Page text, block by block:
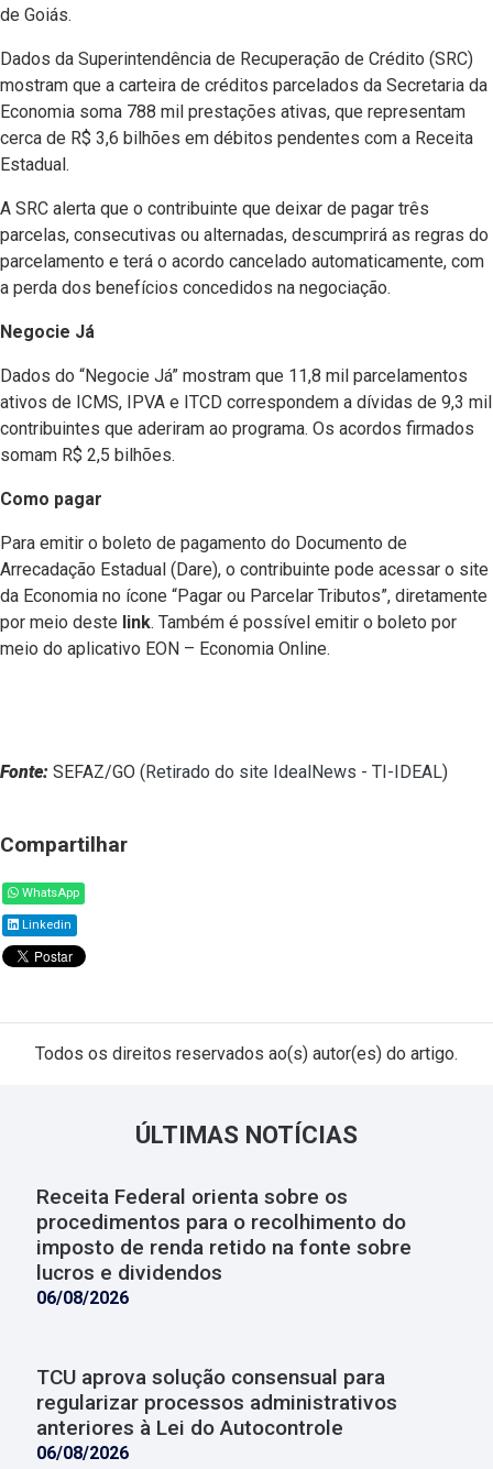
de Goiás.
Dados da Superintendência de Recuperação de Crédito (SRC)
mostram que a carteira de créditos parcelados da Secretaria da
Economia soma 788 mil prestações ativas, que representam
cerca de R$ 3,6 bilhões em débitos pendentes com a Receita
Estadual.
A SRC alerta que o contribuinte que deixar de pagar três
parcelas, consecutivas ou alternadas, descumprirá as regras do
parcelamento e terá o acordo cancelado automaticamente, com
a perda dos benefícios concedidos na negociação.
Negocie Já
Dados do “Negocie Já” mostram que 11,8 mil parcelamentos
ativos de ICMS, IPVA e ITCD correspondem a dívidas de 9,3 mil
contribuintes que aderiram ao programa. Os acordos firmados
somam R$ 2,5 bilhões.
Como pagar
Para emitir o boleto de pagamento do Documento de
Arrecadação Estadual (Dare), o contribuinte pode acessar o site
da Economia no ícone “Pagar ou Parcelar Tributos”, diretamente
por meio deste link. Também é possível emitir o boleto por
meio do aplicativo EON – Economia Online.
Fonte: SEFAZ/GO (Retirado do site IdealNews - TI-IDEAL)
Compartilhar
WhatsApp
Linkedin
Todos os direitos reservados ao(s) autor(es) do artigo.
ÚLTIMAS NOTÍCIAS
Receita Federal orienta sobre os
procedimentos para o recolhimento do
imposto de renda retido na fonte sobre
lucros e dividendos
06/08/2026
TCU aprova solução consensual para
regularizar processos administrativos
anteriores à Lei do Autocontrole
06/08/2026